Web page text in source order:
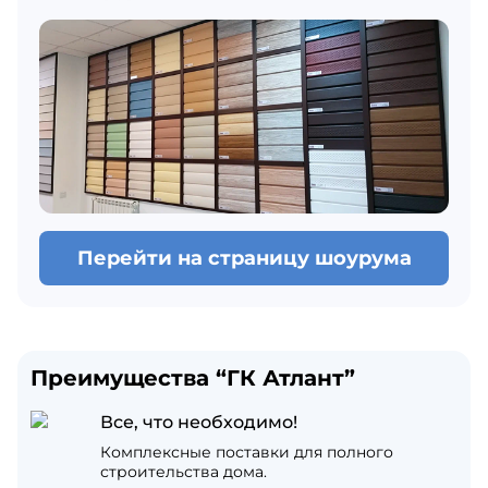
Перейти на страницу шоурума
Преимущества “ГК Атлант”
Все, что необходимо!
Комплексные поставки для полного
строительства дома.